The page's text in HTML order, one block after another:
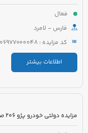
فعال
فارس - لامرد
کد مزایده : 5221006977000048
اطلاعات بیشتر